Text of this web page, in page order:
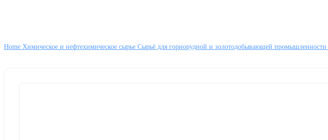
Home Химическое и нефтехимическое сырье Сырьё для горнорудной и золотодобывающей промышленности